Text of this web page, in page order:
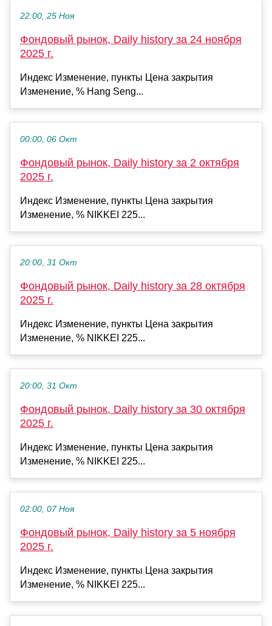
22:00, 25 Ноя
Фондовый рынок, Daily history за 24 ноября
2025 г.
Индекс Изменение, пункты Цена закрытия
Изменение, % Hang Seng...
00:00, 06 Окт
Фондовый рынок, Daily history за 2 октября
2025 г.
Индекс Изменение, пункты Цена закрытия
Изменение, % NIKKEI 225...
20:00, 31 Окт
Фондовый рынок, Daily history за 28 октября
2025 г.
Индекс Изменение, пункты Цена закрытия
Изменение, % NIKKEI 225...
20:00, 31 Окт
Фондовый рынок, Daily history за 30 октября
2025 г.
Индекс Изменение, пункты Цена закрытия
Изменение, % NIKKEI 225...
02:00, 07 Ноя
Фондовый рынок, Daily history за 5 ноября
2025 г.
Индекс Изменение, пункты Цена закрытия
Изменение, % NIKKEI 225...